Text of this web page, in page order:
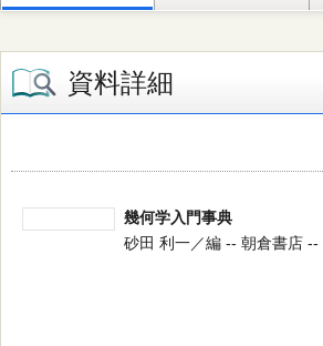
資料詳細
幾何学入門事典
砂田 利一／編 -- 朝倉書店